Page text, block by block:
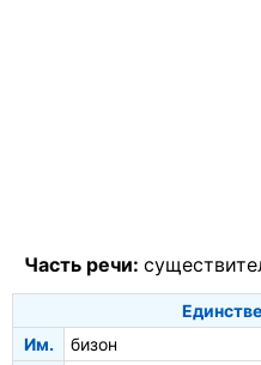
Часть речи:
Им.
бизон